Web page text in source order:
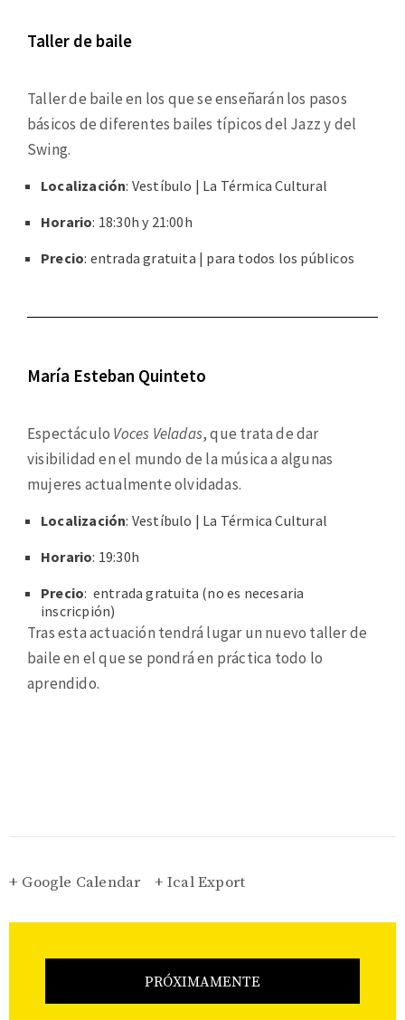
Taller de baile
Taller de baile en los que se enseñarán los pasos
básicos de diferentes bailes típicos del Jazz y del
Swing.
Localización: Vestíbulo | La Térmica Cultural
Horario: 18:30h y 21:00h
Precio: entrada gratuita | para todos los públicos
María Esteban Quinteto
Espectáculo Voces Veladas, que trata de dar
visibilidad en el mundo de la música a algunas
mujeres actualmente olvidadas.
Localización: Vestíbulo | La Térmica Cultural
Horario: 19:30h
Precio: entrada gratuita (no es necesaria
inscricpión)
Tras esta actuación tendrá lugar un nuevo taller de
baile en el que se pondrá en práctica todo lo
aprendido.
+ Google Calendar + Ical Export
PRÓXIMAMENTE